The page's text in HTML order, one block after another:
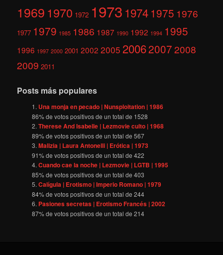
1969 1970 1972 1973 1974 1975 1976
1977 1979 1985 1986 1987 1990 1992 1994 1995
1996 1997 2000 2001 2002 2005 200620072008
2009 2011
Posts más populares
Una monja en pecado | Nunsploitation | 1986
86% de votos positivos de un total de 1528
Therese And Isabelle | Lezmovie culto | 1968
89% de votos positivos de un total de567
Malizia | Laura Antonelli | Erótica | 1973
91% de votos positivos de un total de422
Cuando cae la noche | Lezmovie | LGTB | 1995
85% de votos positivos de un total de403
Calígula | Erotismo | Imperio Romano | 1979
84% de votos positivos de un total de244
Pasiones secretas | Erotismo Francés | 2002
87% de votos positivos de un total de214